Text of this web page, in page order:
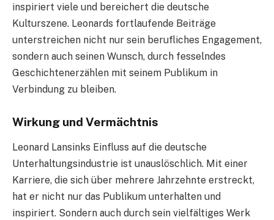
inspiriert viele und bereichert die deutsche
Kulturszene. Leonards fortlaufende Beiträge
unterstreichen nicht nur sein berufliches Engagement,
sondern auch seinen Wunsch, durch fesselndes
Geschichtenerzählen mit seinem Publikum in
Verbindung zu bleiben.
Wirkung und Vermächtnis
Leonard Lansinks Einfluss auf die deutsche
Unterhaltungsindustrie ist unauslöschlich. Mit einer
Karriere, die sich über mehrere Jahrzehnte erstreckt,
hat er nicht nur das Publikum unterhalten und
inspiriert. Sondern auch durch sein vielfältiges Werk